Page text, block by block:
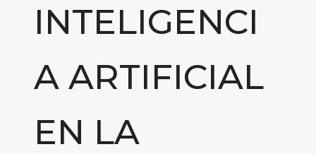
INTELIGENCI
A ARTIFICIAL
EN LA